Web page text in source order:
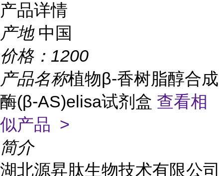
产品详情
产地 中国
价格： 1200
产品名称植物β-香树脂醇合成
酶(β-AS)elisa试剂盒 查看相
似产品 >
简介
湖北源昇肽生物技术有限公司